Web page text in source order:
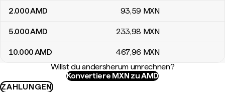
2.000AMD 93,59 MXN
5.000AMD 233,98 MXN
10.000AMD 467,96 MXN
Willst du andersherum umrechnen?
Konvertiere MXN zu AMD
ZAHLUNGEN